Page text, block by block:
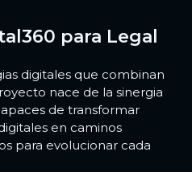
para Legal
digitales que combinan
nace de la sinergia
de transformar
en caminos
para evolucionar cada